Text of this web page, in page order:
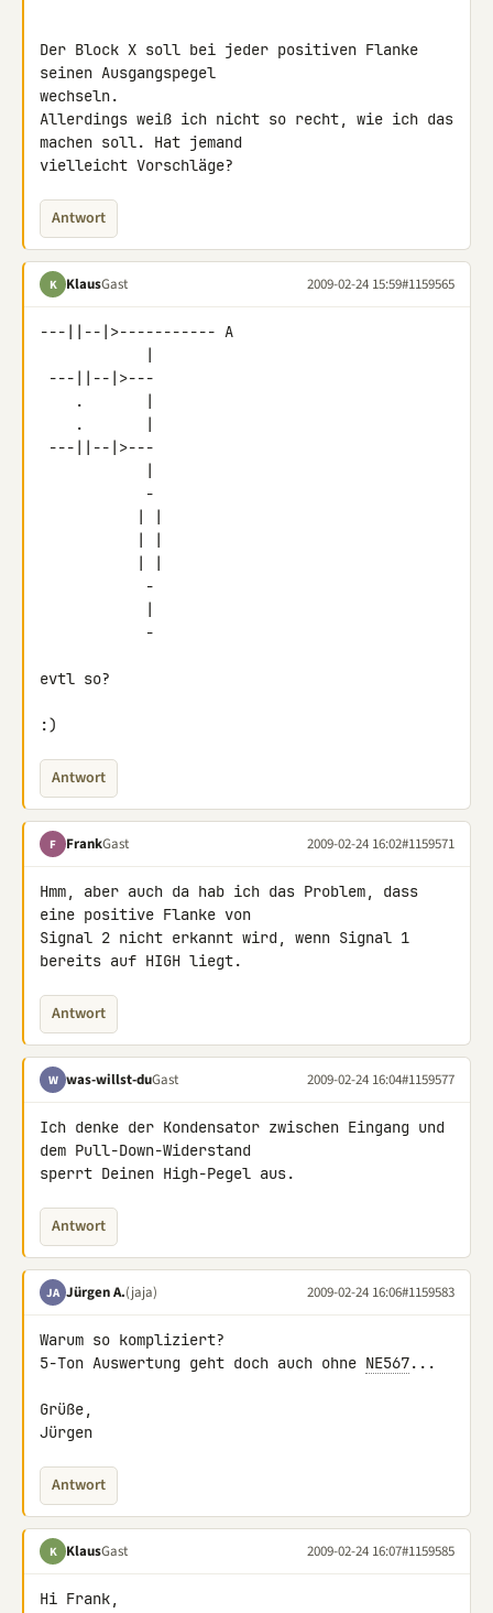
Der Block X soll bei jeder positiven Flanke
seinen Ausgangspegel
wechseln.
Allerdings weiß ich nicht so recht, wie ich das
machen soll. Hat jemand
vielleicht Vorschläge?
Antwort
K KlausGast 2009-02-24 15:59#1159565
---||--|>----------- A
evtl so?
:)
Antwort
F FrankGast 2009-02-24 16:02#1159571
Hmm, aber auch da hab ich das Problem, dass
eine positive Flanke von
Signal 2 nicht erkannt wird, wenn Signal 1
bereits auf HIGH liegt.
Antwort
W was-willst-duGast 2009-02-24 16:04#1159577
Ich denke der Kondensator zwischen Eingang und
dem Pull-Down-Widerstand
sperrt Deinen High-Pegel aus.
Antwort
JA Jürgen A.(jaja) 2009-02-24 16:06#1159583
Warum so kompliziert?
5-Ton Auswertung geht doch auch ohne NE567...
Grüße,
Jürgen
Antwort
K KlausGast 2009-02-24 16:07#1159585
Hi Frank,